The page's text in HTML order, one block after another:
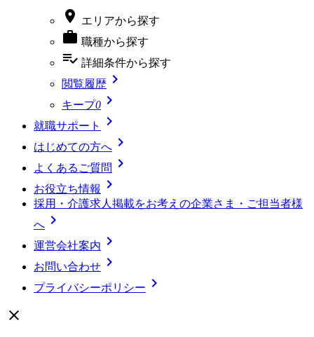
 エリアから探す
 職種から探す
playlist_add_check 詳細条件から探す
閲覧履歴 
キープ0 
就職サポート 
はじめての方へ 
よくあるご質問 
お役立ち情報 
採用・介護求人掲載をお考えの企業さま・ご担当者様
へ 
運営会社案内 
お問い合わせ 
プライバシーポリシー 
